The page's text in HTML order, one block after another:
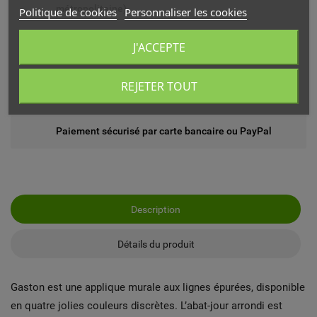
métropolitaine)
Livré chez vous ou en point relais (France
Echange ou remboursement possible sous 14 jours
Paiement sécurisé par carte bancaire ou PayPal
Description
Détails du produit
Gaston est une applique murale aux lignes épurées, disponible
en quatre jolies couleurs discrètes. L’abat-jour arrondi est
Politique de cookies Personnaliser les cookies
REJETER TOUT
J'ACCEPTE